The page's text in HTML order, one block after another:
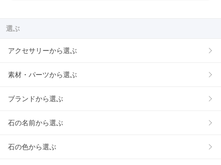
選ぶ
アクセサリーから選ぶ
素材・パーツから選ぶ
ブランドから選ぶ
石の名前から選ぶ
石の色から選ぶ